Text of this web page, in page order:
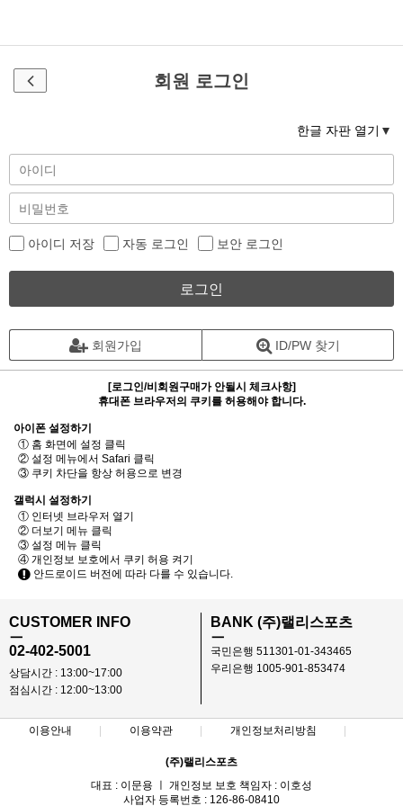
회원 로그인
한글 자판 열기
아이디 저장 자동 로그인 보안 로그인
로그인
회원가입 ID/PW 찾기
[로그인/비회원구매가 안될시 체크사항]
휴대폰 브라우저의 쿠키를 허용해야 합니다.
아이폰 설정하기
① 홈 화면에 설정 클릭
② 설정 메뉴에서 Safari 클릭
③ 쿠키 차단을 항상 허용으로 변경
갤럭시 설정하기
① 인터넷 브라우저 열기
② 더보기 메뉴 클릭
③ 설정 메뉴 클릭
④ 개인정보 보호에서 쿠키 허용 켜기
안드로이드 버전에 따라 다를 수 있습니다.
CUSTOMER INFO
ㅡ
02-402-5001
상담시간 : 13:00~17:00
점심시간 : 12:00~13:00
BANK (주)랠리스포츠
ㅡ
국민은행 511301-01-343465
우리은행 1005-901-853474
이용안내 이용약관 개인정보처리방침
(주)랠리스포츠
대표 : 이문용 ㅣ 개인정보 보호 책임자 : 이호성
사업자 등록번호 : 126-86-08410